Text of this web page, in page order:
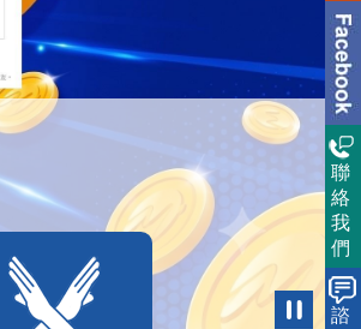
聯
絡
我
們
諮